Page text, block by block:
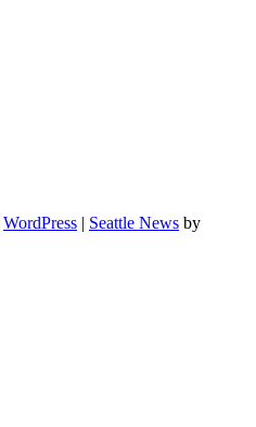
WordPress | Seattle News by